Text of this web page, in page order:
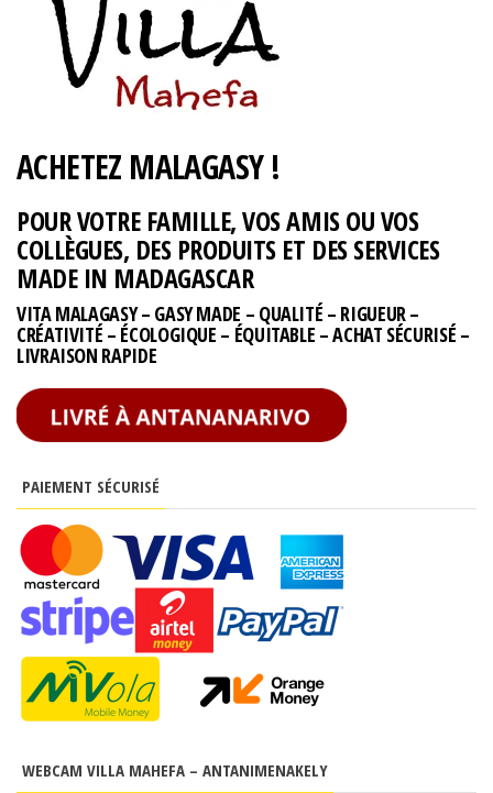
ACHETEZ MALAGASY !
POUR VOTRE FAMILLE, VOS AMIS OU VOS
COLLÈGUES, DES PRODUITS ET DES SERVICES
MADE IN MADAGASCAR
VITA MALAGASY – GASY MADE – QUALITÉ – RIGUEUR –
CRÉATIVITÉ – ÉCOLOGIQUE – ÉQUITABLE – ACHAT SÉCURISÉ –
LIVRAISON RAPIDE
PAIEMENT SÉCURISÉ
WEBCAM VILLA MAHEFA – ANTANIMENAKELY